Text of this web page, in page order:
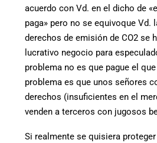
acuerdo con Vd. en el dicho de
paga» pero no se equivoque Vd.
derechos de emisión de CO2 se
lucrativo negocio para
problema no es que pague el
problema es que unos señores
derechos (insuficientes en el
venden a terceros con jugosos
Si realmente se quisiera